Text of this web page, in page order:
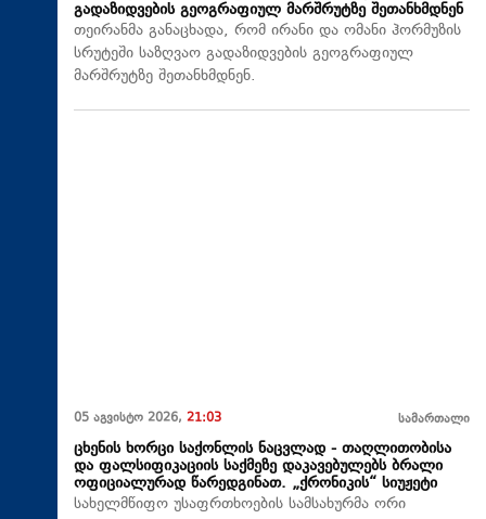
გადაზიდვების გეოგრაფიულ მარშრუტზე შეთანხმდნენ
თეირანმა განაცხადა, რომ ირანი და ომანი ჰორმუზის
სრუტეში საზღვაო გადაზიდვების გეოგრაფიულ
მარშრუტზე შეთანხმდნენ.
05 აგვისტო 2026, 21:03 სამართალი
ცხენის ხორცი საქონლის ნაცვლად - თაღლითობისა
და ფალსიფიკაციის საქმეზე დაკავებულებს ბრალი
ოფიციალურად წარედგინათ. „ქრონიკის“ სიუჟეტი
სახელმწიფო უსაფრთხოების სამსახურმა ორი